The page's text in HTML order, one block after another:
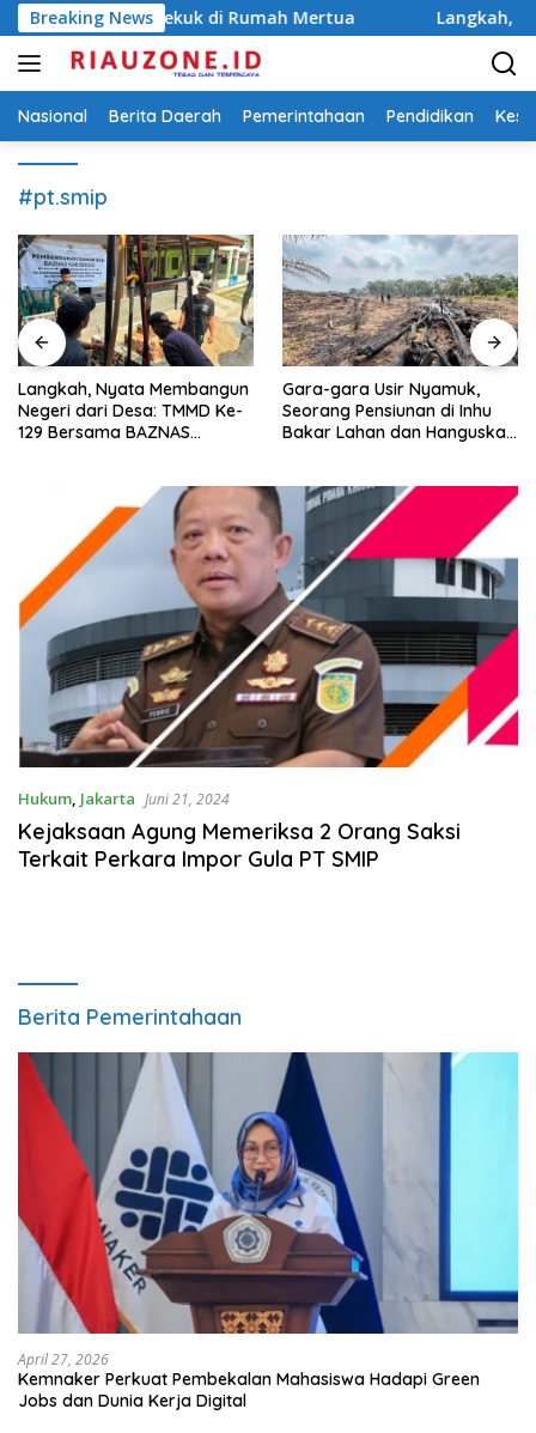
Langsung
ke
konten
Breaking News
Dibekuk di Rumah Mertua Langkah, Nyata
Nasional Berita Daerah Pemerintahaan Pendidikan
#pt.smip
Langkah, Nyata Membangun
Negeri dari Desa: TMMD Ke-
129 Bersama BAZNAS
Gara-gara Usir Nyamuk,
Seorang Pensiunan di Inhu
Bakar Lahan dan Hanguskan
Hukum, Jakarta Juni 21, 2024
Kejaksaan Agung Memeriksa 2 Orang Saksi
Terkait Perkara Impor Gula PT SMIP
Berita Pemerintahaan
April 27, 2026
Kemnaker Perkuat Pembekalan Mahasiswa Hadapi Green
Jobs dan Dunia Kerja Digital